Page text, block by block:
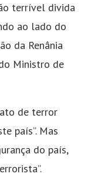
terrível divida
ao lado do
da Renânia
Ministro de
de terror
país”. Mas
do país,